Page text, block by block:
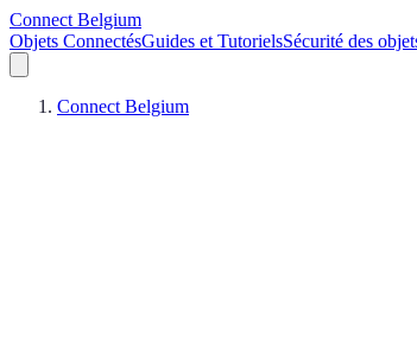
Connect Belgium
Objets ConnectésGuides et TutorielsSécurité des
Connect Belgium